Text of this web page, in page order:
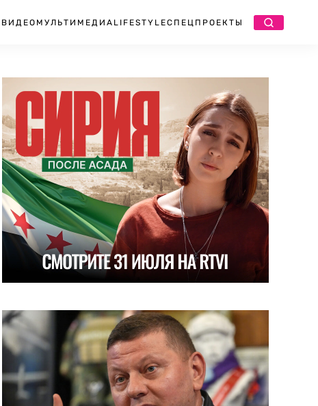
ВИДЕО МУЛЬТИМЕДИА LIFESTYLEСПЕЦПРОЕКТЫ